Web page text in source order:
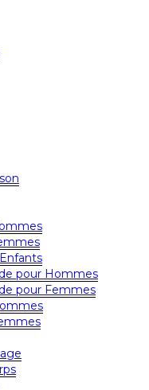
pour Hommes
pour Femmes